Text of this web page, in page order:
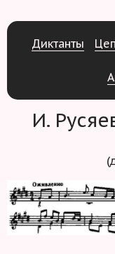
Диктанты Цеп
И.